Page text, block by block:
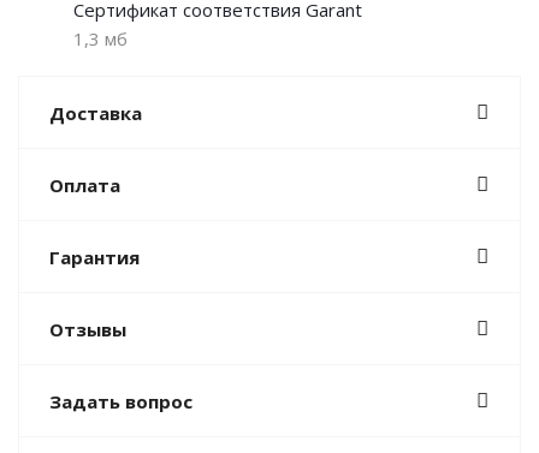
Сертификат соответствия Garant
1,3 мб
Доставка
Оплата
Гарантия
Отзывы
Задать вопрос